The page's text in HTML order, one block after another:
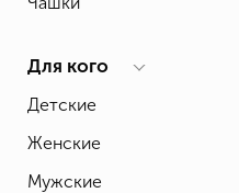
Влюблённым
Девичник
Животные
Для кого
Детские
Женские
Мужские